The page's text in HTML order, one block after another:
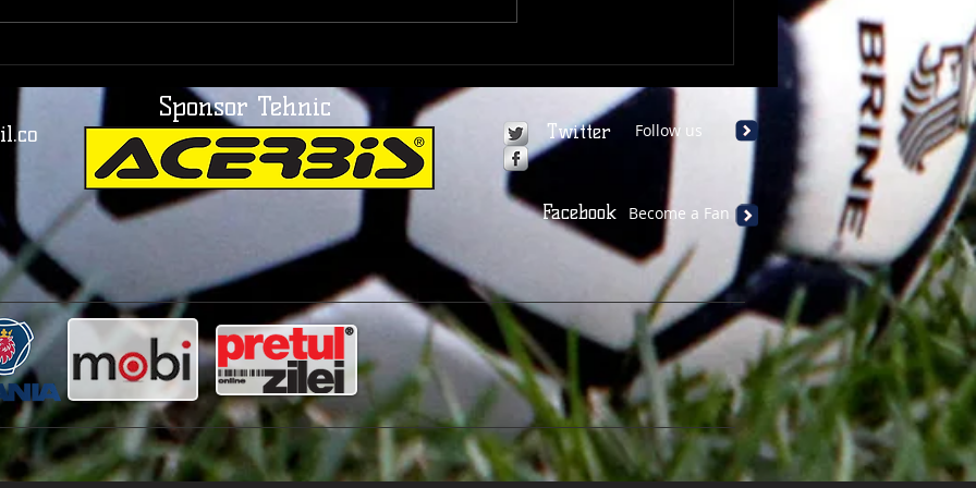
Italia, între orgoliu și
realitate
la adevărul dur rostit de
Ovidiu Ioanițoaia
Twitter Follow us
Facebook Become a Fan
Sponsor Tehnic